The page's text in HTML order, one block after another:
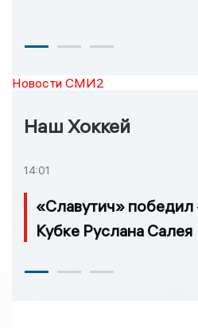
Новости СМИ2
Наш Хоккей
14:01
«Славутич»
Кубке Руслана Салея